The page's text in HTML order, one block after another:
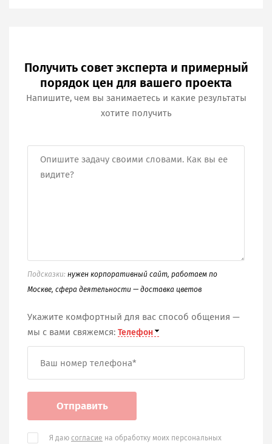
Получить совет эксперта и примерный
порядок цен для вашего проекта
Напишите, чем вы занимаетесь и какие результаты
хотите получить
Подсказки: нужен корпоративный сайт, работаем по
Москве, сфера деятельности — доставка цветов
Укажите комфортный для вас способ общения —
мы с вами свяжемся:
Отправить
Я даю согласие на обработку моих персональных